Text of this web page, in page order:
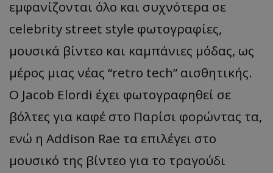
εμφανίζονται όλο και συχνότερα σε
celebrity street style φωτογραφίες,
μουσικά βίντεο και καμπάνιες μόδας, ως
μέρος μιας νέας “retro tech” αισθητικής.
Ο Jacob Elordi έχει φωτογραφηθεί σε
βόλτες για καφέ στο Παρίσι φορώντας τα,
ενώ η Addison Rae τα επιλέγει στο
μουσικό της βίντεο για το τραγούδι